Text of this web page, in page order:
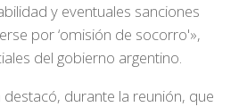
y eventuales sanciones
por ‘omisión de socorro'»,
del gobierno argentino.
durante la reunión, que